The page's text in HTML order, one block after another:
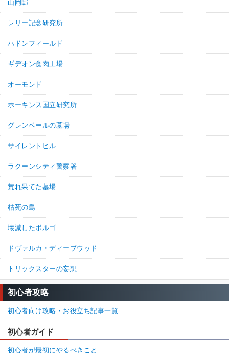
山岡邸
レリー記念研究所
ハドンフィールド
ギデオン食肉工場
オーモンド
ホーキンス国立研究所
グレンベールの墓場
サイレントヒル
ラクーンシティ警察署
荒れ果てた墓場
枯死の島
壊滅したボルゴ
ドヴァルカ・ディープウッド
トリックスターの妄想
初心者攻略
初心者向け攻略・お役立ち記事一覧
初心者ガイド
初心者が最初にやるべきこと